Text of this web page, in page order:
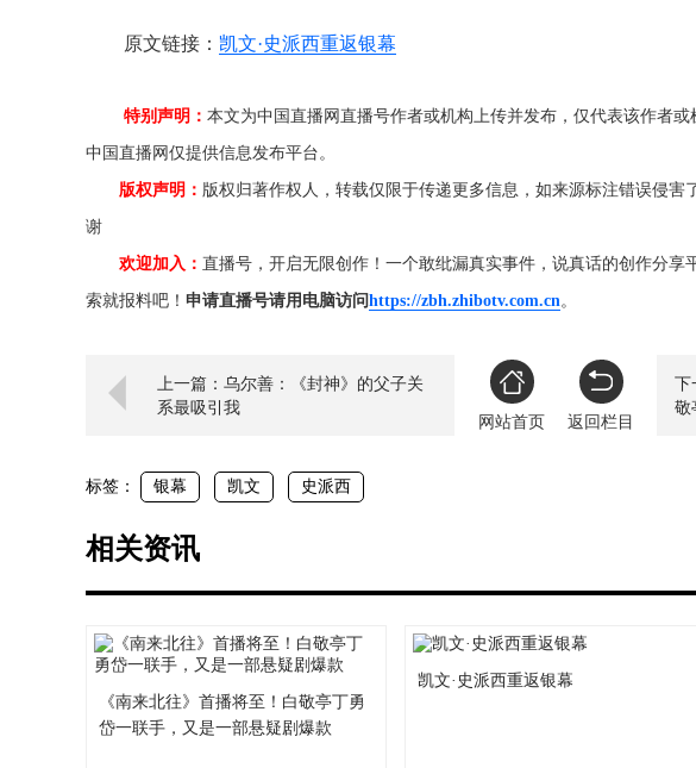
原文链接： 凯文·史派西重返银幕
特别声明： 本文为中国直播网直播号作者或机构上传并发布，仅代表该作者
中国直播网仅提供信息发布平台。
版权声明： 版权归著作权人，转载仅限于传递更多信息，如来源标注错误侵
谢
欢迎加入： 直播号，开启无限创作！一个敢纰漏真实事件，说真话的创作分享
索就报料吧！ 申请直播号请用电脑访问https://zbh.zhibotv.com.cn。
上一篇：乌尔善：《封神》的父子关
系最吸引我
网站首页
返回栏目
下
敬
标签： 银幕 凯文 史派西
相关资讯
《南来北往》首播将至！白敬亭丁勇
岱一联手，又是一部悬疑剧爆款
凯文·史派西重返银幕